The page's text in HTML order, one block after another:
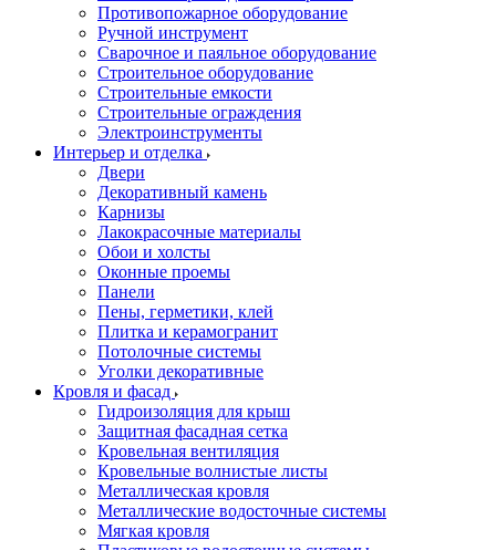
Противопожарное оборудование
Ручной инструмент
Сварочное и паяльное оборудование
Строительное оборудование
Строительные емкости
Строительные ограждения
Электроинструменты
Интерьер и отделка
Двери
Декоративный камень
Карнизы
Лакокрасочные материалы
Обои и холсты
Оконные проемы
Панели
Пены, герметики, клей
Плитка и керамогранит
Потолочные системы
Уголки декоративные
Кровля и фасад
Гидроизоляция для крыш
Защитная фасадная сетка
Кровельная вентиляция
Кровельные волнистые листы
Металлическая кровля
Металлические водосточные системы
Мягкая кровля